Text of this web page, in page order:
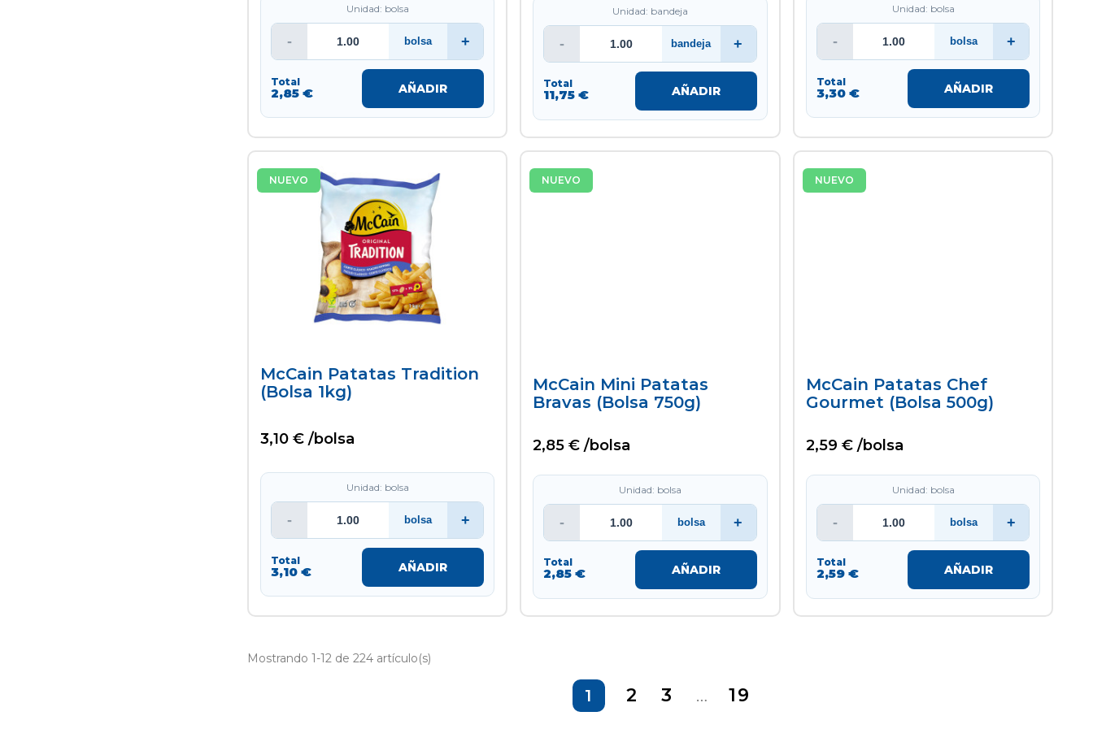
Unidad: bolsa
- bolsa +
Total
2,85 € AÑADIR
Unidad: bandeja
- bandeja +
Total
11,75 € AÑADIR
Unidad: bolsa
- bolsa +
Total
3,30 € AÑADIR
McCain Patatas Tradition
(bolsa 1kg)
3,10 € /bolsa
Unidad: bolsa
- bolsa +
Total
3,10 € AÑADIR
NUEVO
McCain Mini Patatas
Bravas (bolsa 750g)
2,85 € /bolsa
Unidad: bolsa
- bolsa +
Total
2,85 € AÑADIR
NUEVO
McCain Patatas Chef
Gourmet (bolsa 500g)
2,59 € /bolsa
Unidad: bolsa
- bolsa +
Total
2,59 € AÑADIR
NUEVO
Mostrando 1-12 de 224 artículo(s)
1 2 3 … 19